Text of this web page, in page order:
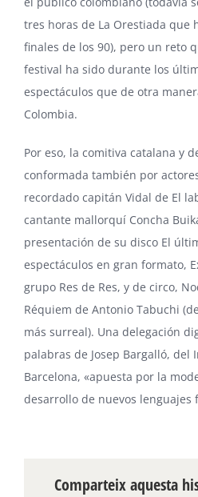
tres horas de La Orestiada que
finales de los 90), pero un reto
festival ha sido durante los
espectáculos que de otra
Colombia.
Por eso, la comitiva catalana y
conformada también por
recordado capitán Vidal de El
cantante mallorquí Concha
presentación de su disco El
espectáculos en gran formato,
grupo Res de Res, y de circo,
Réquiem de Antonio Tabuchi
más surreal). Una delegación
palabras de Josep Bargalló, del
Barcelona, «apuesta por la
desarrollo de nuevos lenguajes
Comparteix aquesta